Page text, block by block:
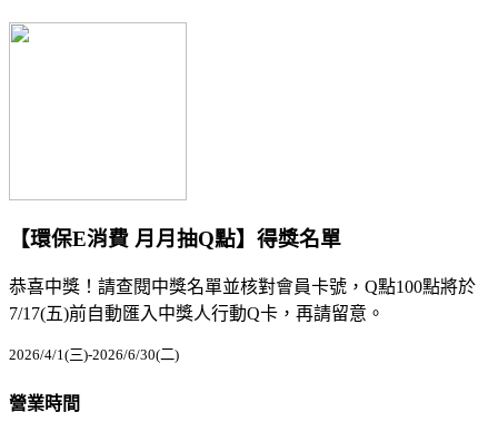
【環保E消費 月月抽Q點】得獎名單
恭喜中獎！請查閱中獎名單並核對會員卡號，Q點100點將於
7/17(五)前自動匯入中獎人行動Q卡，再請留意。
2026/4/1(三)-2026/6/30(二)
營業時間